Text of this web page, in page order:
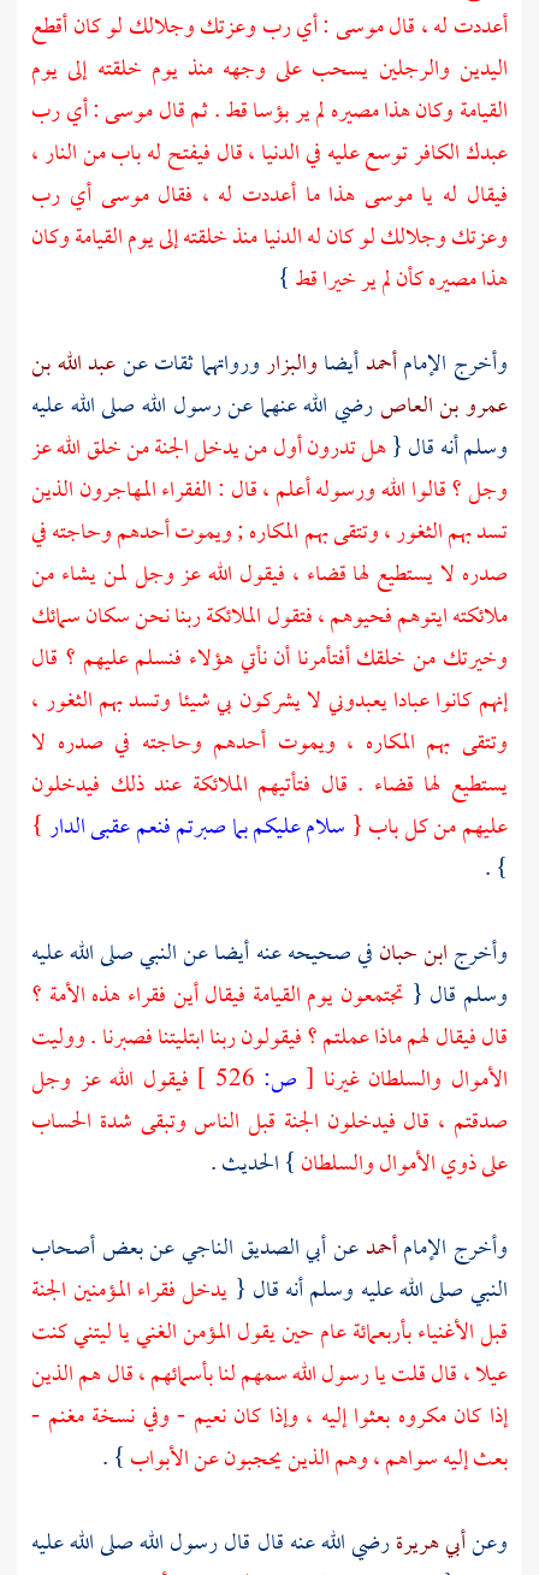
أعددت له ، قالموسى: أي رب وعزتك وجلالك لو كان أقطع
اليدين والرجلين يسحب على وجهه منذ يوم خلقته إلى يوم
القيامة وكان هذا مصيره لم ير بؤسا قط . ثم قالموسى: أي رب
عبدك الكافر توسع عليه في الدنيا ، قال فيفتح له باب من النار ،
فيقال له ياموسى هذا ما أعددت له ، فقالموسىأي رب
وعزتك وجلالك لو كان له الدنيا منذ خلقته إلى يوم القيامة وكان
هذا مصيره كأن لم ير خيرا قط}
وأخرج الإمامأحمدأيضاوالبزارورواتهما ثقات عنعبد الله بن
عمرو بن العاصرضي الله عنهما عن رسول الله صلى الله عليه
وسلم أنه قال {هل تدرون أول من يدخل الجنة من خلق الله عز
وجل ؟ قالوا الله ورسوله أعلم ، قال : الفقراء المهاجرون الذين
تسد بهم الثغور ، وتتقى بهم المكاره ; ويموت أحدهم وحاجته في
صدره لا يستطيع لها قضاء ، فيقول الله عز وجل لمن يشاء من
ملائكته ايتوهم فحيوهم ، فتقول الملائكة ربنا نحن سكان سمائك
وخيرتك من خلقك أفتأمرنا أن نأتي هؤلاء فنسلم عليهم ؟ قال
إنهم كانوا عبادا يعبدوني لا يشركون بي شيئا وتسد بهم الثغور ،
وتتقى بهم المكاره ، ويموت أحدهم وحاجته في صدره لا
يستطيع لها قضاء . قال فتأتيهم الملائكة عند ذلك فيدخلون
عليهم من كل باب { سلام عليكم بما صبرتم فنعم عقبى الدار}
} .
وأخرجابن حبانفي صحيحه عنه أيضا عن النبي صلى الله عليه
وسلم قال { تجتمعون يوم القيامة فيقال أين فقراء هذه الأمة ؟
قال فيقال لهم ماذا عملتم ؟ فيقولون ربنا ابتليتنا فصبرنا . ووليت
الأموال والسلطان غيرنا [ ص:
فيقول الله عز وجل
صدقتم ، قال فيدخلون الجنة قبل الناس وتبقى شدة الحساب
على ذوي الأموال والسلطان} الحديث .
وأخرج الإمامأحمدعنأبي الصديق الناجيعن بعض أصحاب
النبي صلى الله عليه وسلم أنه قال { يدخل فقراء المؤمنين الجنة
قبل الأغنياء بأربعمائة عام حين يقول المؤمن الغني يا ليتني كنت
عيلا ، قال قلت يا رسول الله سمهم لنا بأسمائهم ، قال هم الذين
إذا كان مكروه بعثوا إليه ، وإذا كان نعيم - وفي نسخة مغنم -
بعث إليه سواهم ، وهم الذين يحجبون عن الأبواب} .
وعنأبي هريرةرضي الله عنه قال قال رسول الله صلى الله عليه